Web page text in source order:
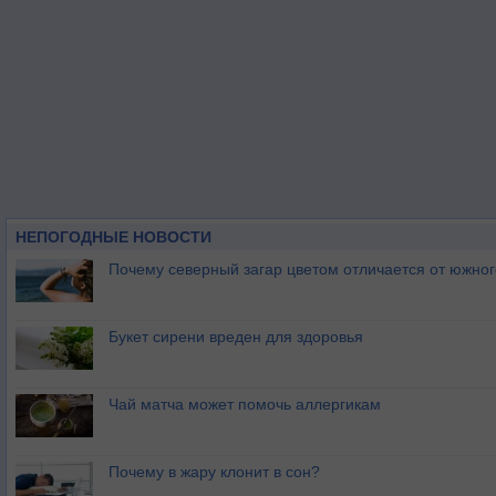
НЕПОГОДНЫЕ НОВОСТИ
Почему северный загар цветом отличается от
Букет сирени вреден для здоровья
Чай матча может помочь аллергикам
Почему в жару клонит в сон?